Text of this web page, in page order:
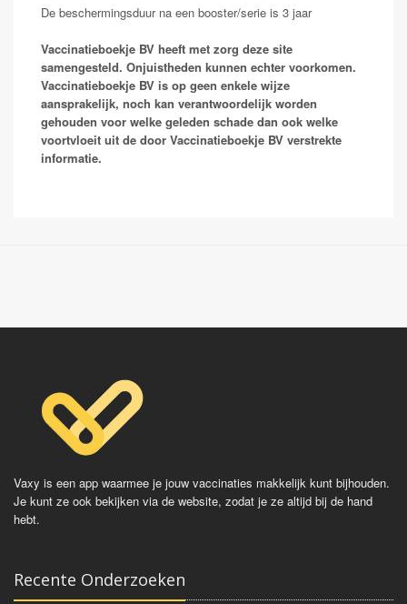
De beschermingsduur na een booster/serie is 3 jaar
Vaccinatieboekje BV heeft met zorg deze site
samengesteld. Onjuistheden kunnen echter voorkomen.
Vaccinatieboekje BV is op geen enkele wijze
aansprakelijk, noch kan verantwoordelijk worden
gehouden voor welke geleden schade dan ook welke
voortvloeit uit de door Vaccinatieboekje BV verstrekte
informatie.
Vaxy is een app waarmee je jouw vaccinaties makkelijk kunt bijhouden.
Je kunt ze ook bekijken via de website, zodat je ze altijd bij de hand
hebt.
Recente Onderzoeken